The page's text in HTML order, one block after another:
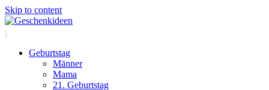
Skip to content
Geburtstag
Männer
Mama
21. Geburtstag